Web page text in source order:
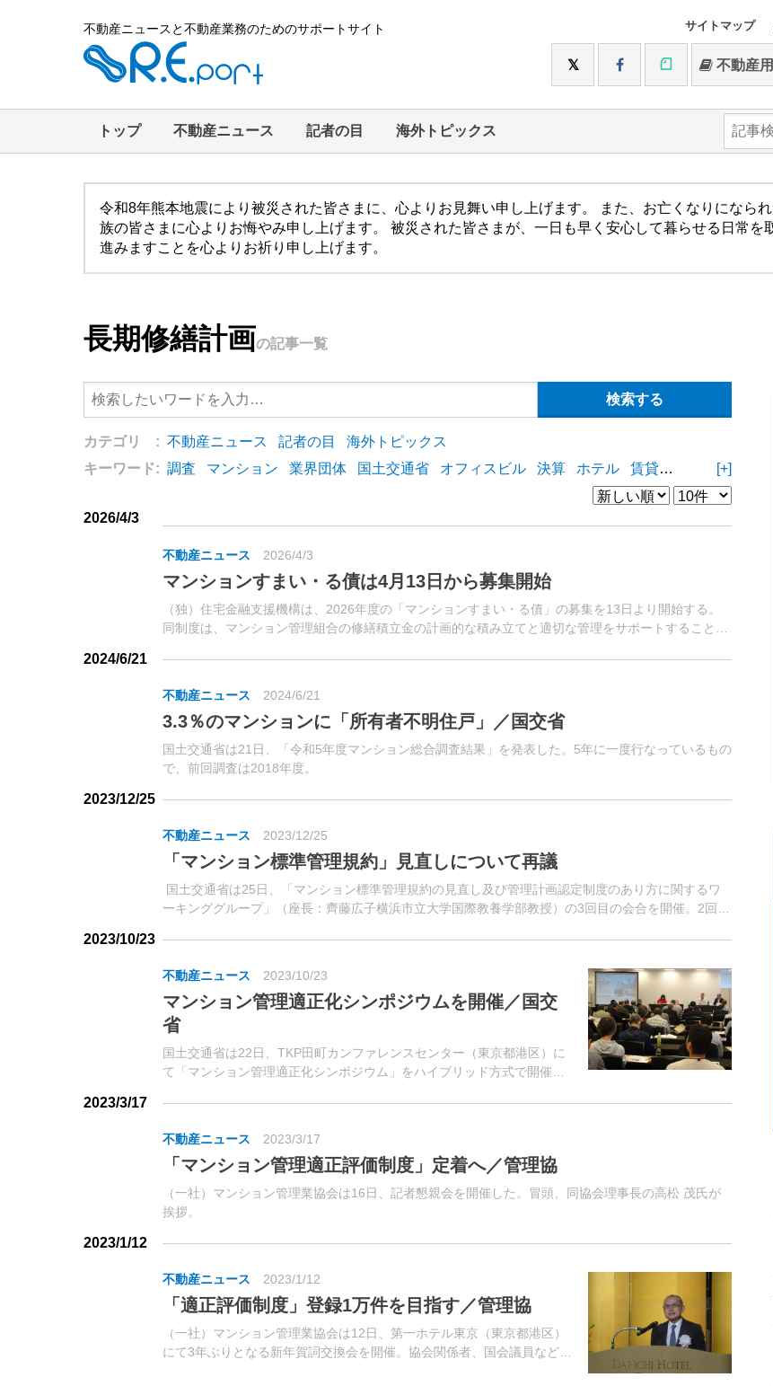
不動産ニュースと不動産業務のためのサポートサイト サイトマップ
不動産
トップ 不動産ニュース 記者の目 海外トピックス
令和8年熊本地震により被災された皆さまに、心よりお見舞い申し上げます。 また、お亡くなりになら
族の皆さまに心よりお悔やみ申し上げます。 被災された皆さまが、一日も早く安心して暮らせる日常
進みますことを心よりお祈り申し上げます。
長期修繕計画の記事一覧
カテゴリ : 不動産ニュース 記者の目
海外トピックス
キーワード: 調査 マンション 業界団体 国土交通省 オフィスビル 決算 ホテル 賃貸住宅 物流施設
[+]
2026/4/3
不動産ニュース 2026/4/3
マンションすまい・る債は4月13日から募集開始
（独）住宅金融支援機構は、2026年度の「マンションすまい・る債」の募集を13日より開始する。
同制度は、マンション管理組合の修繕積立金の計画的な積み立てと適切な管理をサポートすることを
2024/6/21
不動産ニュース 2024/6/21
3.3％のマンションに「所有者不明住戸」／国交省
国土交通省は21日、「令和5年度マンション総合調査結果」を発表した。5年に一度行なっているもの
で、前回調査は2018年度。
2023/12/25
不動産ニュース 2023/12/25
「マンション標準管理規約」見直しについて再議
国土交通省は25日、「マンション標準管理規約の見直し及び管理計画認定制度のあり方に関するワ
ーキンググループ」（座長：齊藤広子横浜市立大学国際教養学部教授）の3回目の会合を開催。2回目
2023/10/23
不動産ニュース 2023/10/23
マンション管理適正化シンポジウムを開催／国交
省
国土交通省は22日、TKP田町カンファレンスセンター（東京都港区）に
て「マンション管理適正化シンポジウム」をハイブリッド方式で開催。
2023/3/17
不動産ニュース 2023/3/17
「マンション管理適正評価制度」定着へ／管理協
（一社）マンション管理業協会は16日、記者懇親会を開催した。冒頭、同協会理事長の高松 茂氏が
挨拶。
2023/1/12
不動産ニュース 2023/1/12
「適正評価制度」登録1万件を目指す／管理協
（一社）マンション管理業協会は12日、第一ホテル東京（東京都港区）
にて3年ぶりとなる新年賀詞交換会を開催。協会関係者、国会議員など多